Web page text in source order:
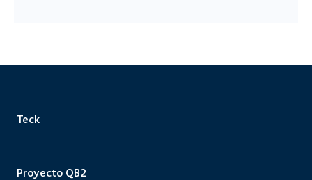
Teck
Proyecto QB2